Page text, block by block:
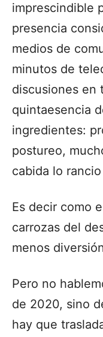
imprescindible
presencia
medios de
minutos de
discusiones en
quintaesencia
ingredientes:
postureo,
cabida lo
Es decir como
carrozas del
menos
Pero no
de 2020, sino
hay que